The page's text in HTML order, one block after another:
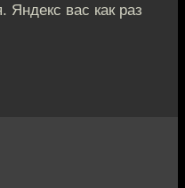
Яндекс вас как раз